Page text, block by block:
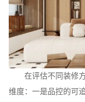
在评估不同装修
维度：一是品控的可